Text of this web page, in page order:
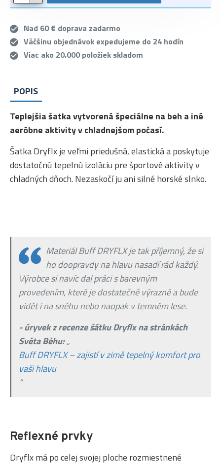
Nad 60 € doprava zadarmo
Väčšinu objednávok expedujeme do 24 hodín
Viac ako 20.000 položiek skladom
POPIS
Teplejšia šatka vytvorená špeciálne na beh a iné
aeróbne aktivity v chladnejšom počasí.
Šatka Dryflx je veľmi priedušná, elastická a poskytuje
dostatočnú tepelnú izoláciu pre športové aktivity v
chladných dňoch. Nezaskočí ju ani silné horské slnko.
Materiál Buff DRYFLX je tak příjemný, že si
ho doopravdy na hlavu nasadí rád každý.
Výrobce si navíc dal práci s barevným
provedením, které je dostatečně výrazné a bude
vidět i na sněhu nebo naopak v temném lese.
- úryvek z recenze šátku Dryflx na stránkách
Světa Běhu:„
Buff DRYFLX – zajistí v zimě tepelný komfort pro
vaši hlavu
“
Reflexné prvky
Dryflx má po celej svojej ploche rozmiestnené